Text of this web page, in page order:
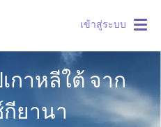
เข้าสู่ระบบ
กาหลีใต้ จาก
ยานา